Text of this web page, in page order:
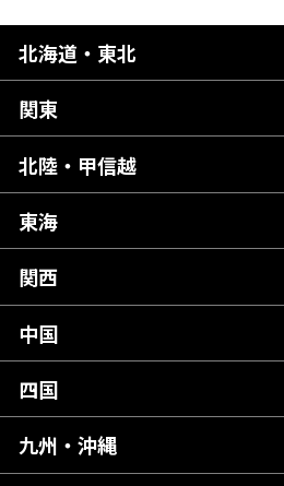
北海道・東北
北海道
青森県
秋田県
岩手県
宮城県
福島県
関東
茨城県
栃木県
群馬県
千葉県
東京都
神奈川県
北陸・甲信越
新潟県
富山県
石川県
山梨県
長野県
東海
岐阜県
静岡県
愛知県
関西
滋賀県
京都府
大阪府
中国
広島県
岡山県
四国
愛媛県
九州・沖縄